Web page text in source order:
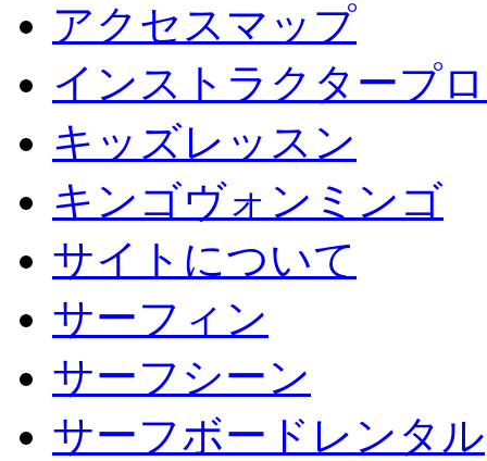
アクセスマップ
インストラクタープ
キッズレッスン
キンゴヴォンミンゴ
サイトについて
サーフィン
サーフシーン
サーフボードレンタル